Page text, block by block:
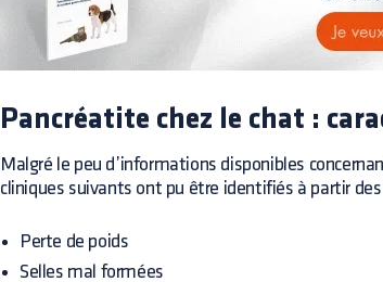
Pancréatite chez le chat :
Malgré le peu d’informations disponibles
cliniques suivants ont pu être identifiés à partir
Perte de poids
Selles mal formées